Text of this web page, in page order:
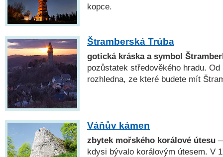
kopce.
Štramberská Trúba
gotická kráska a symbol
pozůstatek středověkého hradu.
rozhledna, ze které budete mít
Váňův kámen
zbytek mořského korálové útesu
kdysi bývalo korálovým útesem. V